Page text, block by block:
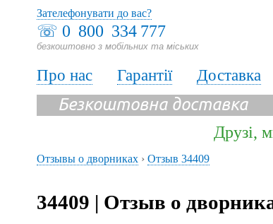
☏ 0 800 334 777
безкоштовно з мобільних та міських
Зателефонувати до вас?
Про нас Гарантії Доставка
Безкоштовна доставка
Друзі,
Отзывы о дворниках › Отзыв 34409
34409 | Отзыв о